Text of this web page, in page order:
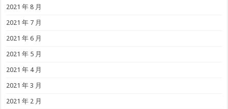
2021 年 8 月
2021 年 7 月
2021 年 6 月
2021 年 5 月
2021 年 4 月
2021 年 3 月
2021 年 2 月